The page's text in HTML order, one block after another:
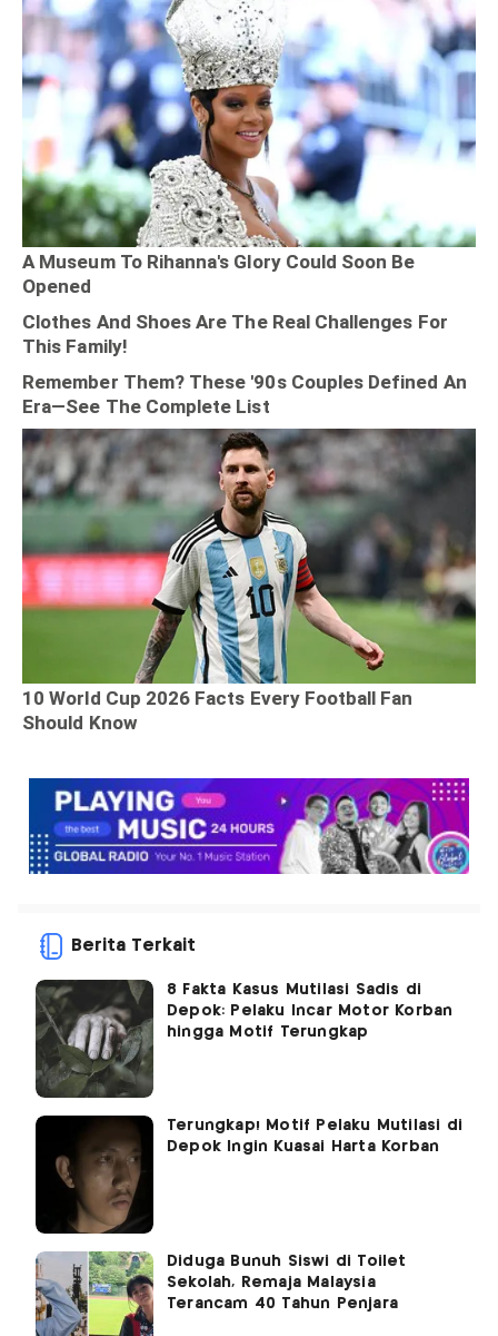
Berita Terkait
8 Fakta Kasus Mutilasi Sadis di
Depok: Pelaku Incar Motor Korban
hingga Motif Terungkap
Terungkap! Motif Pelaku Mutilasi di
Depok Ingin Kuasai Harta Korban
Diduga Bunuh Siswi di Toilet
Sekolah, Remaja Malaysia
Terancam 40 Tahun Penjara